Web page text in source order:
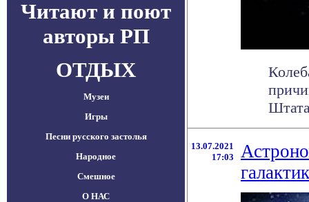
Читают и поют
авторы РП
ОТДЫХ
Музеи
Игры
Песни русского застолья
Народное
Смешное
О НАС
13.07.2021
17:03